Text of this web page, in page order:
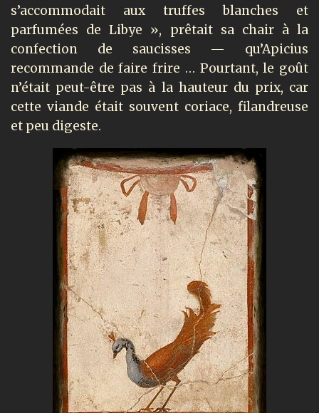
s’accommodait aux truffes blanches et
parfumées de Libye », prêtait sa chair à la
confection de saucisses — qu’Apicius
recommande de faire frire … Pourtant, le goût
n’était peut-être pas à la hauteur du prix, car
cette viande était souvent coriace, filandreuse
et peu digeste.